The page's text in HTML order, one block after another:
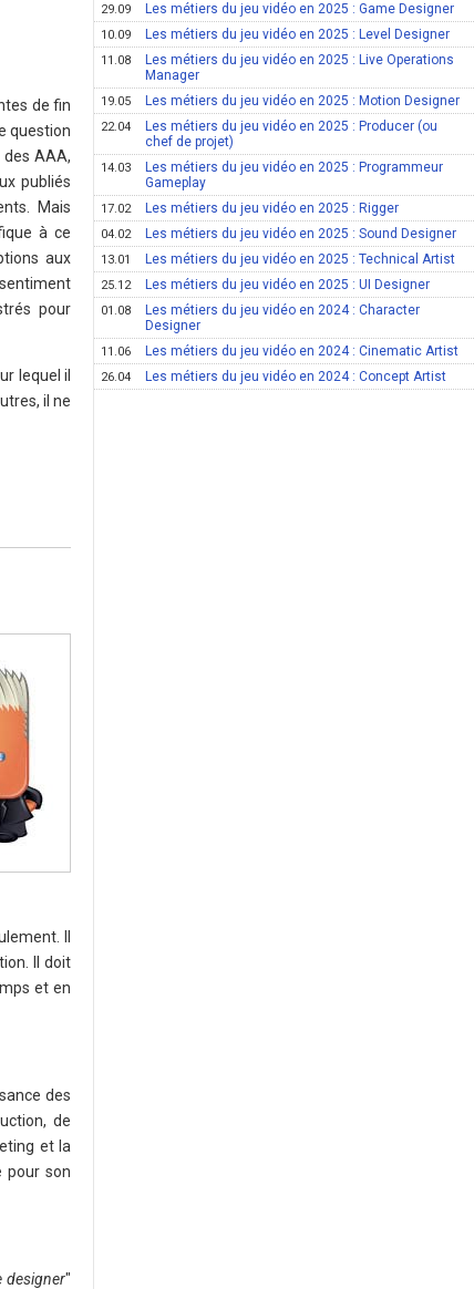
de fin
question
AAA,
publiés
Mais
à ce
aux
pour
lequel il
il ne
Il
Il doit
et en
des
de
et la
pour son
designer"
29.09 Les métiers du jeu vidéo en 2025 : Game Designer
10.09 Les métiers du jeu vidéo en 2025 : Level Designer
11.08
Les métiers du jeu vidéo en 2025 : Live Operations
Manager
19.05 Les métiers du jeu vidéo en 2025 : Motion Designer
22.04
Les métiers du jeu vidéo en 2025 : Producer (ou
chef de projet)
14.03
Les métiers du jeu vidéo en 2025 : Programmeur
Gameplay
17.02 Les métiers du jeu vidéo en 2025 : Rigger
04.02 Les métiers du jeu vidéo en 2025 : Sound Designer
13.01 Les métiers du jeu vidéo en 2025 : Technical Artist
25.12 Les métiers du jeu vidéo en 2025 : UI Designer
01.08
Les métiers du jeu vidéo en 2024 : Character
Designer
11.06 Les métiers du jeu vidéo en 2024 : Cinematic Artist
26.04 Les métiers du jeu vidéo en 2024 : Concept Artist